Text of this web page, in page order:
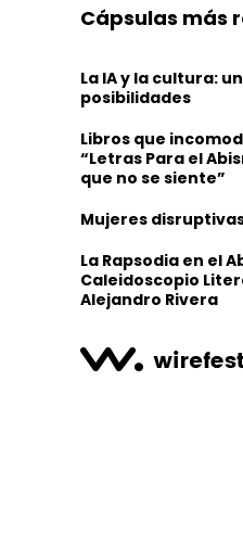
Cápsulas más
La IA y la cultura:
posibilidades
Libros que
“Letras Para el
que no se siente”
Mujeres
La Rapsodia en el
Caleidoscopio
Alejandro Rivera